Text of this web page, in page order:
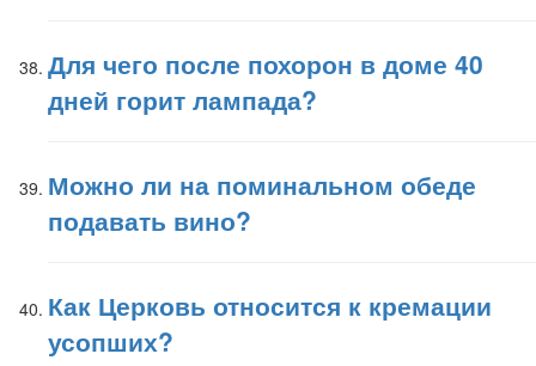
Для чего после похорон в доме 40
дней горит лампада?
Можно ли на поминальном обеде
подавать вино?
Как Церковь относится к кремации
усопших?